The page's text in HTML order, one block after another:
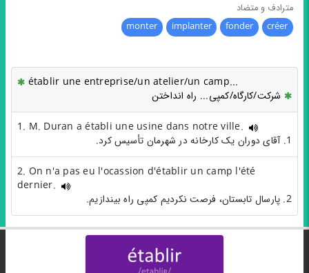
مترادف و متضاد
créer
fonder
implanter
monter
établir une entreprise/un atelier/un camp...
شرکت/کارگاه/کمپی... راه انداختن
1. M. Duran a établi une usine dans notre ville.
1. آقای دوران یک کارخانه در شهرمان تأسیس کرد.
2. On n'a pas eu l'ocassion d'établir un camp l'été
dernier.
2. پارسال تابستان، فرصت نکردیم کمپی راه بیندازیم.